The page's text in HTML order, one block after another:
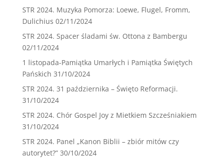
STR 2024. Muzyka Pomorza: Loewe, Flugel, Fromm,
Dulichius 02/11/2024
STR 2024. Spacer śladami św. Ottona z Bambergu
02/11/2024
1 listopada-Pamiątka Umarłych i Pamiątka Świętych
Pańskich 31/10/2024
STR 2024. 31 października – Święto Reformacji.
31/10/2024
STR 2024. Chór Gospel Joy z Mietkiem Szcześniakiem
31/10/2024
STR 2024. Panel „Kanon Biblii – zbiór mitów czy
autorytet?” 30/10/2024